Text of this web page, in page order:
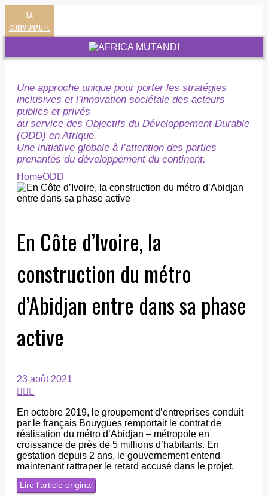
LA
COMMUNAUTE
Une approche unique pour porter les stratégies
inclusives et l’innovation sociétale des acteurs
publics et privés
au service des Objectifs du Développement Durable
(ODD) en Afrique.
Une initiative globale à l’attention des parties
prenantes du développement du continent.
HomeODD
En Côte d’Ivoire, la
construction du métro
d’Abidjan entre dans sa phase
active
23 août 2021
En octobre 2019, le groupement d’entreprises conduit
par le français Bouygues remportait le contrat de
réalisation du métro d’Abidjan – métropole en
croissance de près de 5 millions d’habitants. En
gestation depuis 2 ans, le gouvernement entend
maintenant rattraper le retard accusé dans le projet.
Lire l’article original